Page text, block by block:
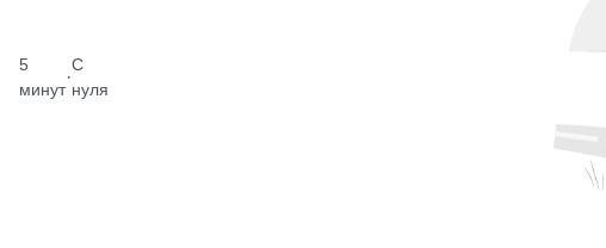
5
минут
·
С
нуля